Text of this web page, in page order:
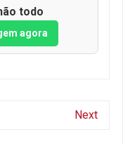
todo
agora
Next